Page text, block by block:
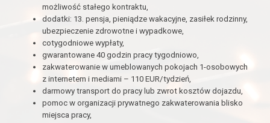
możliwość stałego kontraktu,
dodatki: 13. pensja, pieniądze wakacyjne, zasiłek rodzinny,
ubezpieczenie zdrowotne i wypadkowe,
cotygodniowe wypłaty,
gwarantowane 40 godzin pracy tygodniowo,
zakwaterowanie w umeblowanych pokojach 1-osobowych
z internetem i mediami – 110 EUR/tydzień,
darmowy transport do pracy lub zwrot kosztów dojazdu,
pomoc w organizacji prywatnego zakwaterowania blisko
miejsca pracy,